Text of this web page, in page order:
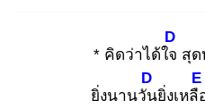
* คิดว่าได้ใจ
D
สุด
ยิ่งนานวัน
D
ยิ่งเหลื
E